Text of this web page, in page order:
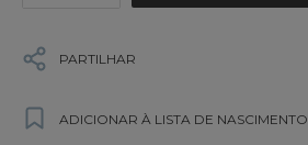
PARTILHAR
ADICIONAR À LISTA DE NASCIMENTO